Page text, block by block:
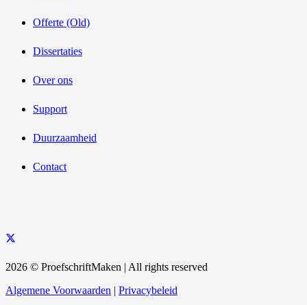
Offerte (Old)
Dissertaties
Over ons
Support
Duurzaamheid
Contact
2026 © ProefschriftMaken | All rights reserved
Algemene Voorwaarden | Privacybeleid